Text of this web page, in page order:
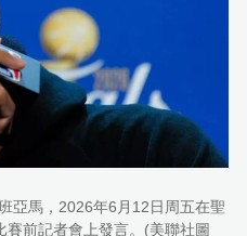
亞馬，2026年6月12日周五在聖
前記者會上發言。(美聯社圖